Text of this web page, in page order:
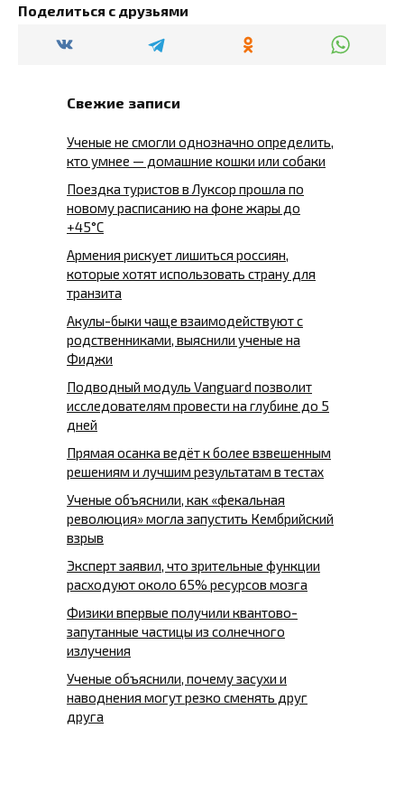
Поделиться с друзьями
Свежие записи
Ученые не смогли однозначно определить,
кто умнее — домашние кошки или собаки
Поездка туристов в Луксор прошла по
новому расписанию на фоне жары до
+45°C
Армения рискует лишиться россиян,
которые хотят использовать страну для
транзита
Акулы-быки чаще взаимодействуют с
родственниками, выяснили ученые на
Фиджи
Подводный модуль Vanguard позволит
исследователям провести на глубине до 5
дней
Прямая осанка ведёт к более взвешенным
решениям и лучшим результатам в тестах
Ученые объяснили, как «фекальная
революция» могла запустить Кембрийский
взрыв
Эксперт заявил, что зрительные функции
расходуют около 65% ресурсов мозга
Физики впервые получили квантово-
запутанные частицы из солнечного
излучения
Ученые объяснили, почему засухи и
наводнения могут резко сменять друг
друга